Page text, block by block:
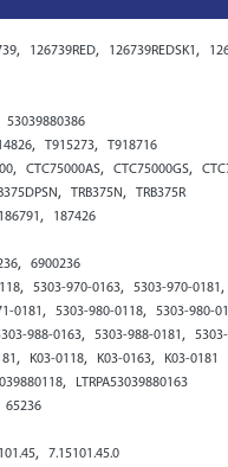
, 126739RED, 126739REDSK1 ,
53039880386
, T915273, T918716
, CTC75000AS, CTC75000GS,
, TRB375N, TRB375R
186791 , 187426
, 6900236
, 5303-970-0163, 5303-970-0181 ,
0181 , 5303-980-0118, 5303-980-
988-0163, 5303-988-0181 ,
, K03-0118, K03-0163, K03-0181
, LTRPA53039880163
65236
, 7.15101.45.0